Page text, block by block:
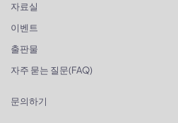
자료실
이벤트
출판물
자주 묻는 질문(FAQ)
문의하기